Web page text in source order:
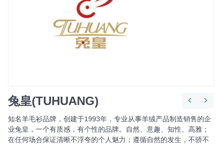
标志网WAP版已上线，手机也能访问
标志网，世界知名品牌标志大全
兔皇(TUHUANG)
知名羊毛衫品牌，创建于1993年，专业从事羊绒产品制造销售的企
业兔皇，一个有质感，有个性的品牌。自然、意趣、知性、高雅；
在任何场合保证清晰不浮夸的个人魅力；遵循自然的发生，不骄不
‹ ›